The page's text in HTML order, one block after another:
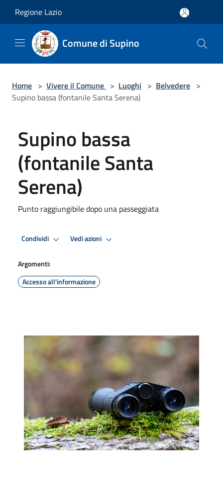
Regione Lazio
Comune di Supino
Home > Vivere il Comune > Luoghi > Belvedere >
Supino bassa (fontanile Santa Serena)
Supino bassa
(fontanile Santa
Serena)
Punto raggiungibile dopo una passeggiata
Condividi Vedi azioni
Argomenti:
Accesso all'informazione